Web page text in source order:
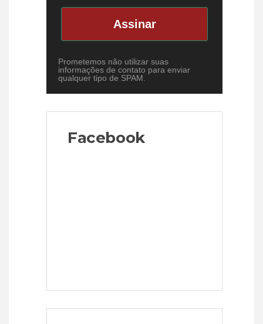
Assinar
Prometemos não utilizar suas
informações de contato para enviar
qualquer tipo de SPAM.
Facebook